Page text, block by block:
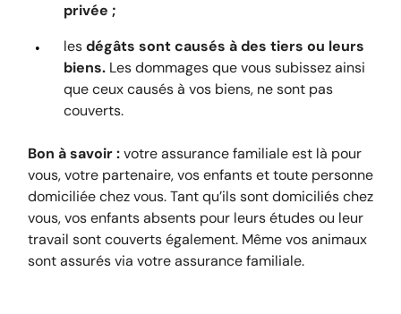
privée ;
lesdégâts sont causés à des tiers ou leurs
biens. Les dommages que vous subissez ainsi
que ceux causés à vos biens, ne sont pas
couverts.
Bon à savoir :votre assurance familiale est là pour
vous, votre partenaire, vos enfants et toute personne
domiciliée chez vous. Tant qu’ils sont domiciliés chez
vous, vos enfants absents pour leurs études ou leur
travail sont couverts également. Même vos animaux
sont assurés via votre assurance familiale.